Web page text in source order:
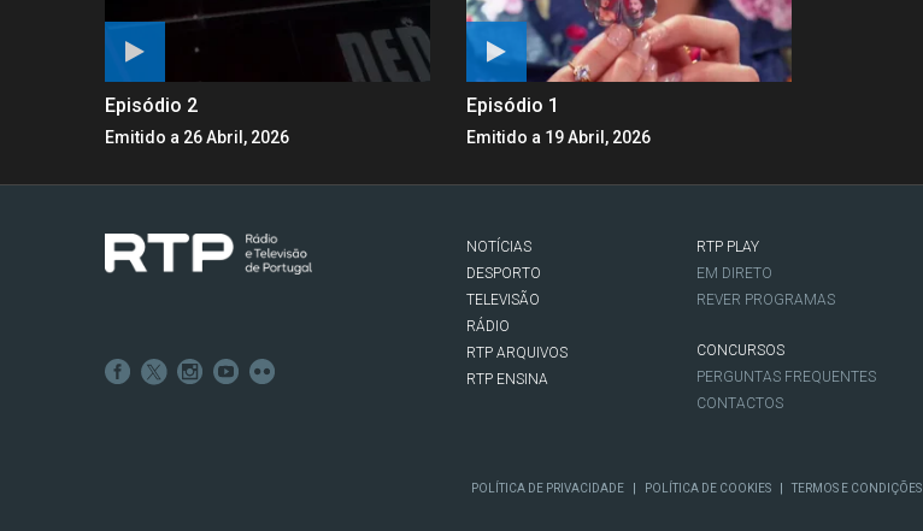
Episódio 2
Emitido a 26 Abril, 2026
Episódio 1
Emitido a 19 Abril, 2026
NOTÍCIAS
DESPORTO
TELEVISÃO
RÁDIO
RTP ARQUIVOS
RTP ENSINA
RTP PLAY
EM DIRETO
REVER PROGRAMAS
CONCURSOS
PERGUNTAS FREQUENTES
CONTACTOS
POLÍTICA DE PRIVACIDADE | POLÍTICA DE COOKIES | TERMOS E CONDIÇÕES